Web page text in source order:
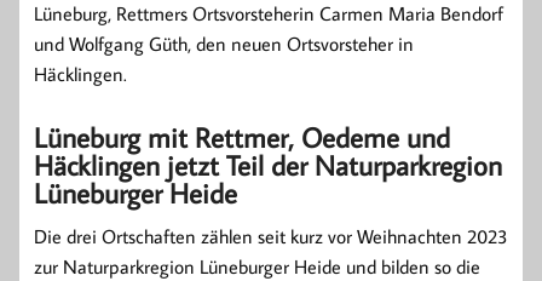
Lüneburg, Rettmers Ortsvorsteherin Carmen Maria Bendorf
und Wolfgang Güth, den neuen Ortsvorsteher in
Häcklingen.
Lüneburg mit Rettmer, Oedeme und
Häcklingen jetzt Teil der Naturparkregion
Lüneburger Heide
Die drei Ortschaften zählen seit kurz vor Weihnachten 2023
zur Naturparkregion Lüneburger Heide und bilden so die